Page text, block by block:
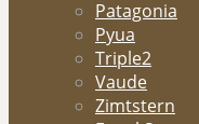
Patagonia
Pyua
Triple2
Vaude
Zimtstern